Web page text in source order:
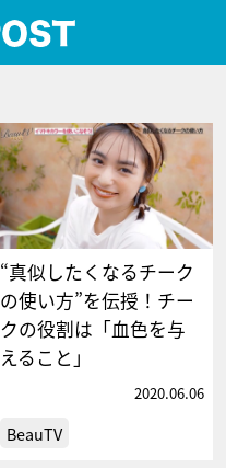
“真似したくなるチーク
の使い方”を伝授！チー
クの役割は「血色を与
えること」
2020.06.06
BeauTV